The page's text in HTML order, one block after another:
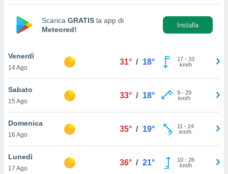
la
nella
cookie
il tuo
in
Scarica GRATIS la app di
Meteored!
Installa
Venerdì
14 Ago
31° / 18° 17- 33
km/h
Sabato
15 Ago
33° / 18° 9- 29
km/h
Domenica
16 Ago
35° / 19° 11 - 24
km/h
Lunedì
17 Ago
36° / 21° 10- 26
km/h